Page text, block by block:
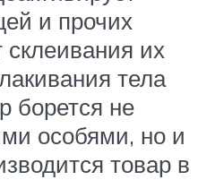
и прочих
склеивания их
тела
борется не
особями, но и
товар в